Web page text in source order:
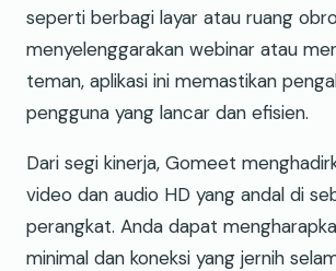
seperti berbagi layar atau ruang
menyelenggarakan webinar atau
teman, aplikasi ini memastikan
pengguna yang lancar dan efisien.
Dari segi kinerja, Gomeet
video dan audio HD yang andal di
perangkat. Anda dapat
minimal dan koneksi yang jernih